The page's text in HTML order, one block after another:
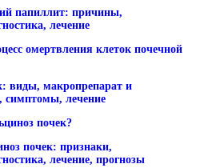
омертвления клеток почечной
почек?